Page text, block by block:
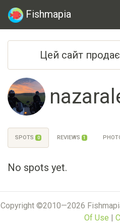
Fishmapia
Цей сайт
SPOTS 0 REVIEWS 1
No spots yet.
Copyright ©2010—2026
Of Use |